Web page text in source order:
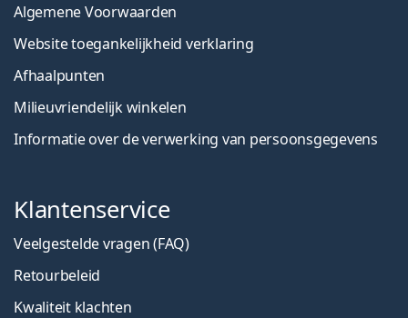
Algemene Voorwaarden
Website toegankelijkheid verklaring
Afhaalpunten
Milieuvriendelijk winkelen
Informatie over de verwerking van persoonsgegevens
Klantenservice
Veelgestelde vragen (FAQ)
Retourbeleid
Kwaliteit klachten